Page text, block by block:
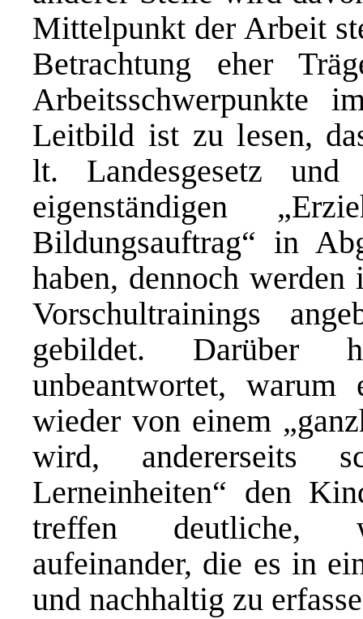
Mittelpunkt der Arbeit
Betrachtung eher
Arbeitsschwerpunkte
Leitbild ist zu lesen,
lt. Landesgesetz
eigenständigen
Bildungsauftrag“ in
haben, dennoch
Vorschultrainings
gebildet. Darüber
unbeantwortet,
wieder von einem
wird, andererseits
Lerneinheiten“ den
treffen deutliche,
aufeinander, die es in
und nachhaltig zu